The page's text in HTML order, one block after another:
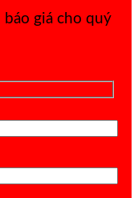
giá cho quý